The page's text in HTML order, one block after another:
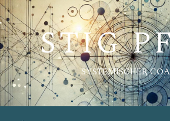
STIG
SYSTEMISCHER